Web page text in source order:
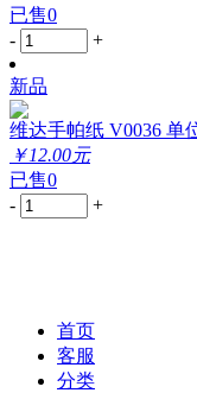
已售0
-
+
新品
维达手帕纸 V0036 单
￥12.00元
已售0
-
+
首页
客服
分类